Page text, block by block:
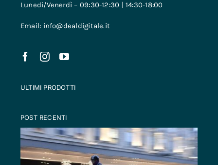
Lunedi/Venerdì – 09:30-12:30 | 14:30-18:00
Email: info@dealdigitale.it
ULTIMI PRODOTTI
POST RECENTI